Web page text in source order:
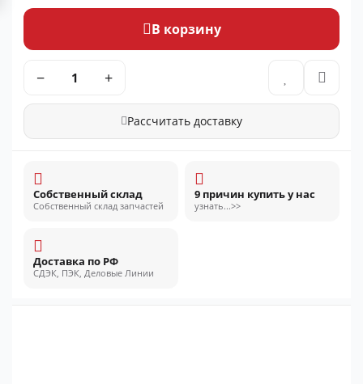
В корзину
− +
Рассчитать доставку
Собственный склад
Собственный склад запчастей
9 причин купить у нас
узнать...>>
Доставка по РФ
СДЭК, ПЭК, Деловые Линии